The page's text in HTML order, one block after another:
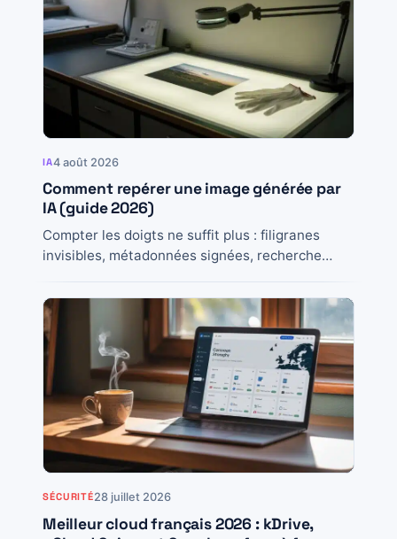
IA4 août 2026
Comment repérer une image générée par
IA (guide 2026)
Compter les doigts ne suffit plus : filigranes
invisibles, métadonnées signées, recherche
pour vérifier une...
SÉCURITÉ28 juillet 2026
Meilleur cloud français 2026 : kDrive,